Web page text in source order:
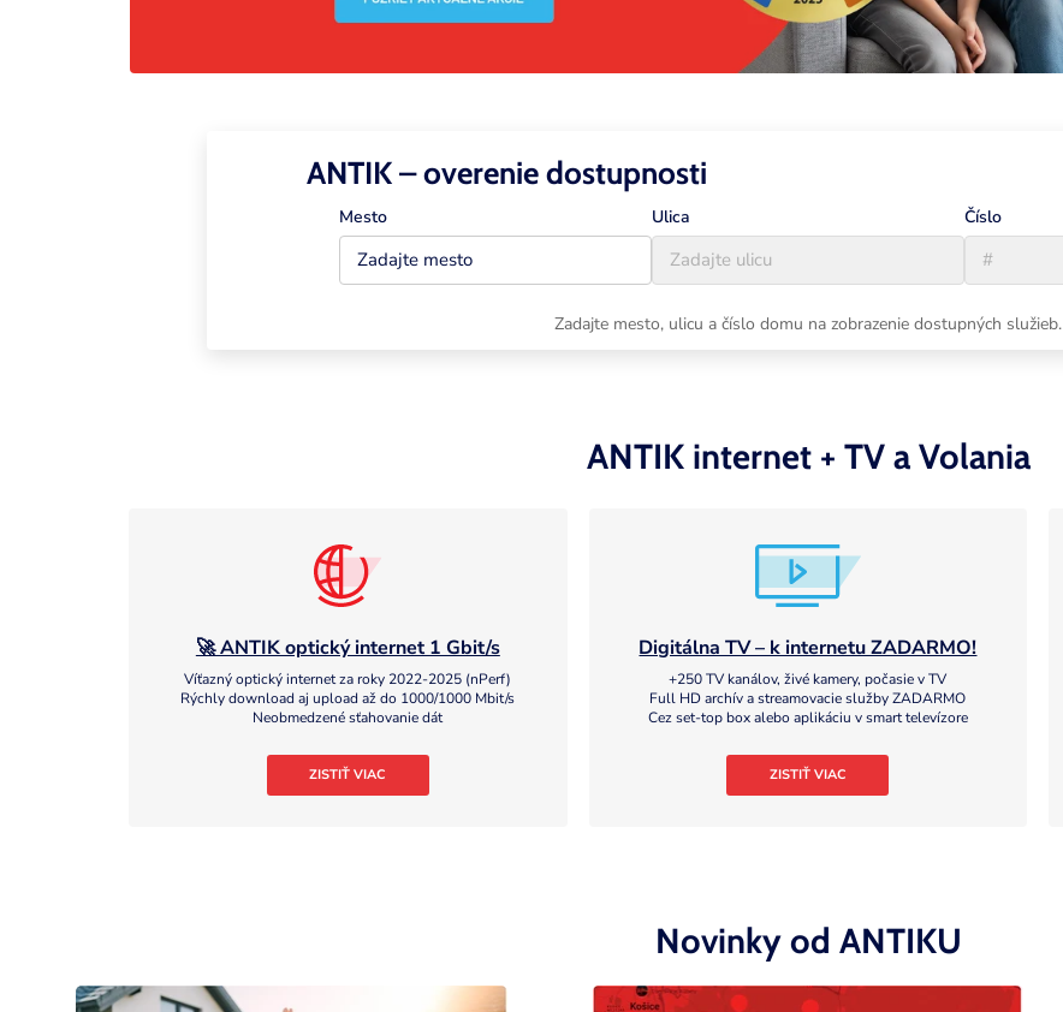
ANTIK – overenie dostupnosti
Mesto Ulica Číslo
Zadajte mesto, ulicu a číslo domu na zobrazenie dostupných služieb.
ANTIK internet + TV a Volania
🚀 ANTIK optický internet 1 Gbit/s
Víťazný optický internet za roky 2022-2025 (nPerf)
Rýchly download aj upload až do 1000/1000 Mbit/s
Neobmedzené sťahovanie dát
ZISTIŤ VIAC
Digitálna TV – k internetu ZADARMO!
+250 TV kanálov, živé kamery, počasie v TV
Full HD archív a streamovacie služby ZADARMO
Cez set-top box alebo aplikáciu v smart televízore
ZISTIŤ VIAC
Novinky od ANTIKU